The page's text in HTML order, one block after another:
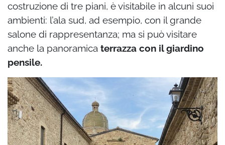
costruzione di tre piani, è visitabile in alcuni suoi
ambienti: l’ala sud, ad esempio, con il grande
salone di rappresentanza; ma si può visitare
anche la panoramica terrazza con il giardino
pensile.